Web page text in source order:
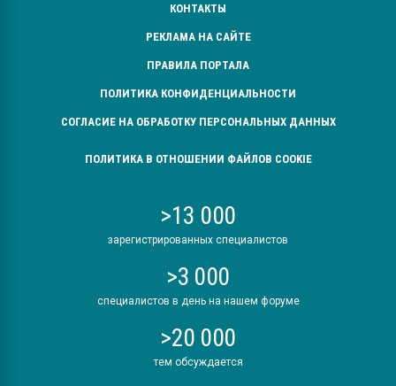
КОНТАКТЫ
РЕКЛАМА НА САЙТЕ
ПРАВИЛА ПОРТАЛА
ПОЛИТИКА КОНФИДЕНЦИАЛЬНОСТИ
СОГЛАСИЕ НА ОБРАБОТКУ ПЕРСОНАЛЬНЫХ ДАННЫХ
ПОЛИТИКА В ОТНОШЕНИИ ФАЙЛОВ COOKIE
>13 000
зарегистрированных специалистов
>3 000
специалистов в день на нашем форуме
>20 000
тем обсуждается